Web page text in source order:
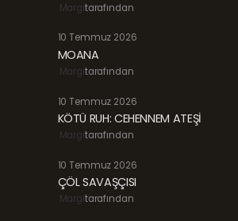
Margitarafından
10 Temmuz 2026
MOANA
Margitarafından
10 Temmuz 2026
KÖTÜ RUH: CEHENNEM ATEŞİ
Margitarafından
10 Temmuz 2026
ÇÖL SAVAŞÇISI
Margitarafından